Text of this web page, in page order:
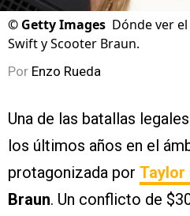
© Getty Images Dónde ver
Swift y Scooter Braun.
Por Enzo Rueda
Una de las batallas
los últimos años en el
protagonizada por
Braun. Un conflicto de